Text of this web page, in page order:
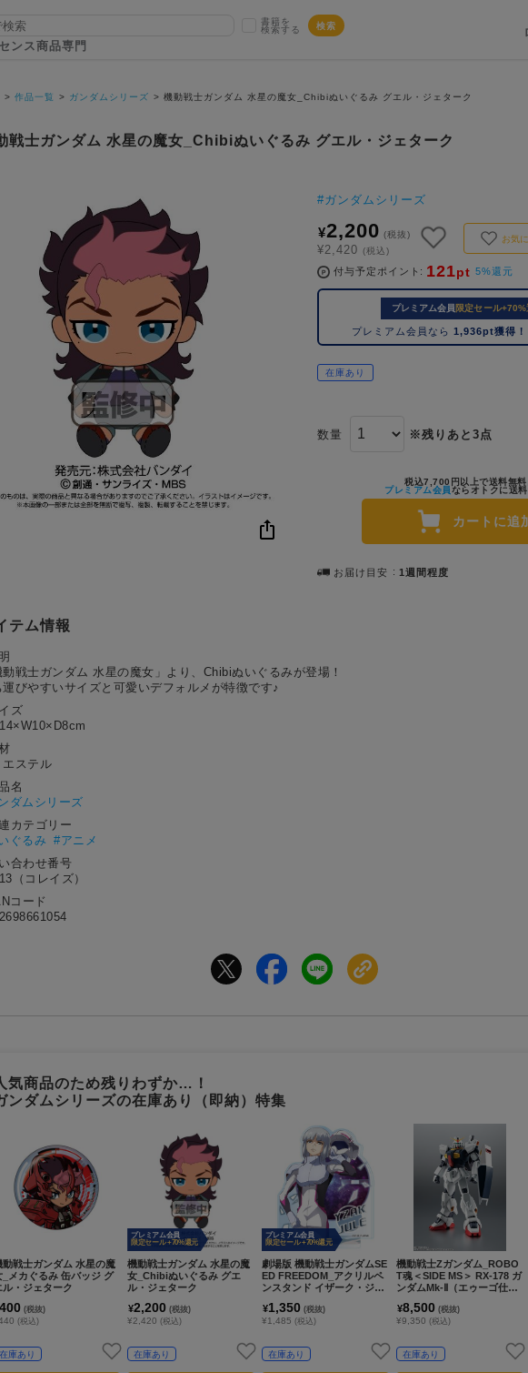
ンス商品専門
書籍を
検索する
検索
作品一覧 ガンダムシリーズ 機動戦士ガンダム 水星の魔女_Chibiぬいぐるみ グエル・ジェターク
戦士ガンダム 水星の魔女_Chibiぬいぐるみ グエル・ジェターク
# ガンダムシリーズ
¥2,200 (税抜)
¥2,420 (税込)
お気
付与予定ポイント 121pt 5%還元
プレミアム会員限定セール+70%
プレミアム会員なら1,936pt獲得！
在庫あり
数量 ※残りあと3点
税込7,700円以上で送料無料
プレミアム会員ならオトクに送料
カートに追
お届け目安 1週間程度
テム情報
動戦士ガンダム 水星の魔女」より、Chibiぬいぐるみが登場！
運びやすいサイズと可愛いデフォルメが特徴です♪
ズ
エステル
名
ダムシリーズ
カテゴリー
ぐるみ
#アニメ
合わせ番号
（コレイズ）
コード
気商品のため残りわずか…！
ンダムシリーズの在庫あり（即納）特集
動戦士ガンダム 水星の魔
_メカぐるみ 缶バッジ グ
ル・ジェターク
400 (税抜)
(税込)
在庫あり
プレミアム会員
限定セール +70%還元
機動戦士ガンダム 水星の魔
女_Chibiぬいぐるみ グエ
ル・ジェターク
¥2,200 (税抜)
¥2,420(税込)
在庫あり
プレミアム会員
限定セール +70%還元
劇場版 機動戦士ガンダムSE
ED FREEDOM_アクリルペ
ンスタンド イザーク・ジュ
¥1,350 (税抜)
¥1,485 (税込)
在庫あり
機動戦士Ζガンダム_ROBO
T魂＜SIDE MS＞ RX-178 ガ
ンダムMk-Ⅱ（エゥーゴ仕
¥8,500 (税抜)
¥9,350 (税込)
在庫あり